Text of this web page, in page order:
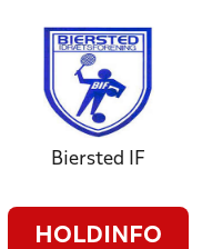
Biersted IF
HOLDINFO